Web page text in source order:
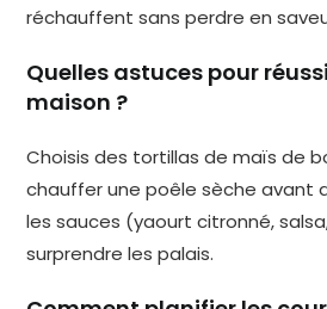
réchauffent sans perdre en
Quelles astuces pour
maison ?
Choisis des tortillas de maïs de
chauffer une poêle sèche avant
les sauces (yaourt citronné,
surprendre les palais.